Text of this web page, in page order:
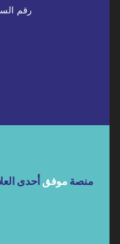
رقم السجل
منصة موفق أحدى